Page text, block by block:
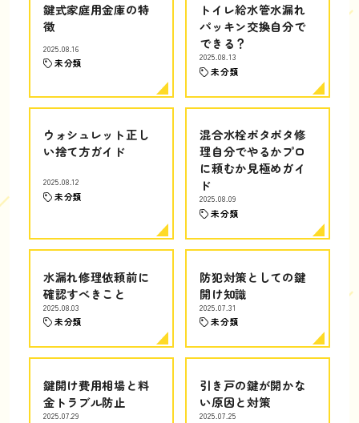
鍵式家庭用金庫の特
徴
2025.08.16
未分類
トイレ給水管水漏れ
パッキン交換自分で
できる？
2025.08.13
未分類
ウォシュレット正し
い捨て方ガイド
2025.08.12
未分類
混合水栓ポタポタ修
理自分でやるかプロ
に頼むか見極めガイ
ド
2025.08.09
未分類
水漏れ修理依頼前に
確認すべきこと
2025.08.03
未分類
防犯対策としての鍵
開け知識
2025.07.31
未分類
鍵開け費用相場と料
金トラブル防止
2025.07.29
引き戸の鍵が開かな
い原因と対策
2025.07.25